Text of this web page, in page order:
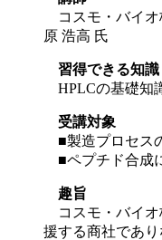
コスモ・バイオ
原 浩高 氏
習得できる知識
HPLCの基礎知
受講対象
■製造プロセス
■ペプチド合成
趣旨
コスモ・バイオ
援する商社であ